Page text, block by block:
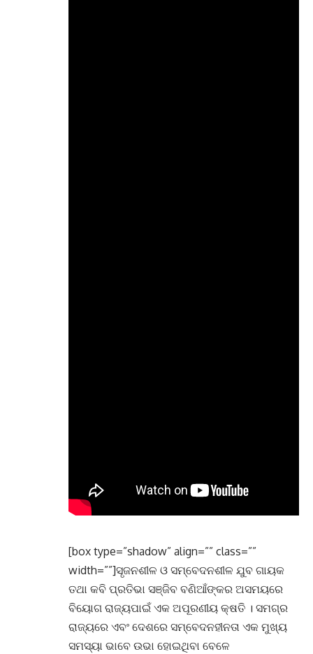
[box type=”shadow” align=”” class=””
width=””]ସୃଜନଶୀଳ ଓ ସମ୍ବେଦନଶୀଳ ଯୁବ ଗାୟକ
ତଥା କବି ପ୍ରତିଭା ସଞ୍ଜିବ ବଣିଆଁଙ୍କର ଅସମୟରେ
ବିୟୋଗ ରାଜ୍ୟପାଇଁ ଏକ ଅପୂରଣୀୟ କ୍ଷତି । ସମଗ୍ର
ରାଜ୍ୟରେ ଏବଂ ଦେଶରେ ସମ୍ବେଦନହୀନତା ଏକ ମୁଖ୍ୟ
ସମସ୍ୟା ଭାବେ ଉଭା ହୋଇଥିବା ବେଳେ